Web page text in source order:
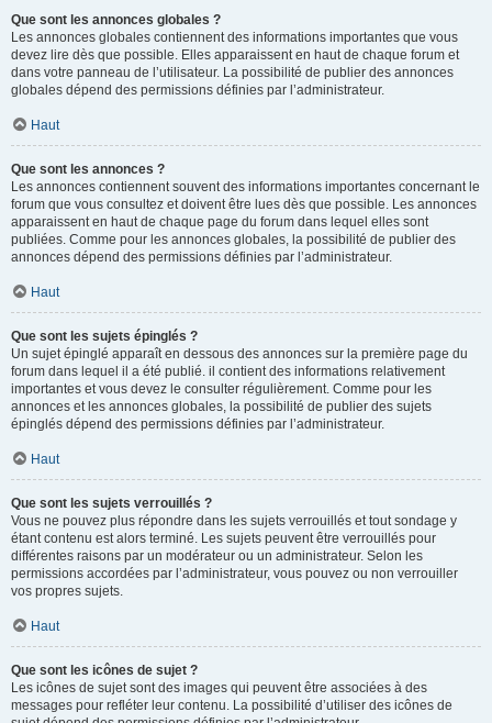
Que sont les annonces globales ?
Les annonces globales contiennent des informations importantes que vous
devez lire dès que possible. Elles apparaissent en haut de chaque forum et
dans votre panneau de l’utilisateur. La possibilité de publier des annonces
globales dépend des permissions définies par l’administrateur.
Haut
Que sont les annonces ?
Les annonces contiennent souvent des informations importantes concernant le
forum que vous consultez et doivent être lues dès que possible. Les annonces
apparaissent en haut de chaque page du forum dans lequel elles sont
publiées. Comme pour les annonces globales, la possibilité de publier des
annonces dépend des permissions définies par l’administrateur.
Haut
Que sont les sujets épinglés ?
Un sujet épinglé apparaît en dessous des annonces sur la première page du
forum dans lequel il a été publié. il contient des informations relativement
importantes et vous devez le consulter régulièrement. Comme pour les
annonces et les annonces globales, la possibilité de publier des sujets
épinglés dépend des permissions définies par l’administrateur.
Haut
Que sont les sujets verrouillés ?
Vous ne pouvez plus répondre dans les sujets verrouillés et tout sondage y
étant contenu est alors terminé. Les sujets peuvent être verrouillés pour
différentes raisons par un modérateur ou un administrateur. Selon les
permissions accordées par l’administrateur, vous pouvez ou non verrouiller
vos propres sujets.
Haut
Que sont les icônes de sujet ?
Les icônes de sujet sont des images qui peuvent être associées à des
messages pour refléter leur contenu. La possibilité d’utiliser des icônes de